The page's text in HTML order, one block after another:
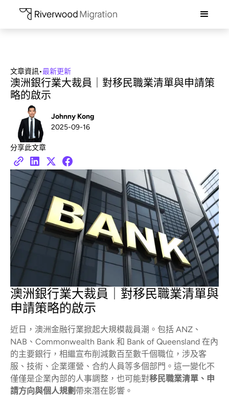
文章資訊•最新更新
澳洲銀行業大裁員｜對移民職業清單與申請策
略的啟示
Johnny Kong
2025-09-16
分享此文章
澳洲銀行業大裁員｜對移民職業清單與
申請策略的啟示
近日，澳洲金融行業掀起大規模裁員潮。包括 ANZ、
NAB、Commonwealth Bank 和 Bank of Queensland 在內
的主要銀行，相繼宣布削減數百至數千個職位，涉及客
服、技術、企業運營、合約人員等多個部門。這一變化不
僅僅是企業內部的人事調整，也可能對移民職業清單、申
請方向與個人規劃 帶來潛在影響。